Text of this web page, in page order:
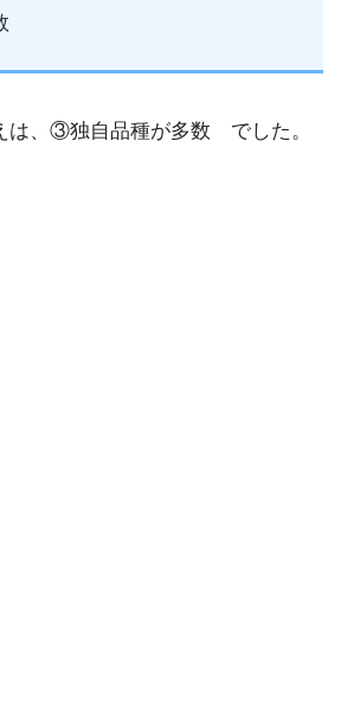
は、③独自品種が多数 でした。